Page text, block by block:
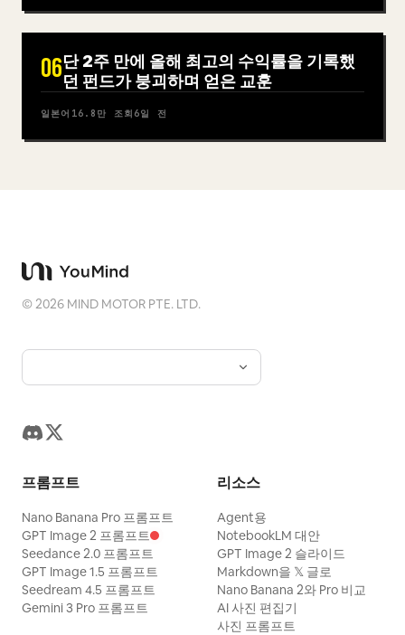
06단 2주 만에 올해 최고의 수익률을 기록했
던 펀드가 붕괴하며 얻은 교훈
일본어 16.8만 조회 6일 전
©2026 MIND MOTOR PTE. LTD.
프롬프트
Nano Banana Pro 프롬프트
GPT Image 2 프롬프트
Seedance 2.0 프롬프트
GPT Image 1.5 프롬프트
Seedream 4.5 프롬프트
Gemini 3 Pro 프롬프트
리소스
Agent용
NotebookLM 대안
GPT Image 2 슬라이드
Markdown을 𝕏 글로
Nano Banana 2와 Pro 비교
AI 사진 편집기
사진 프롬프트